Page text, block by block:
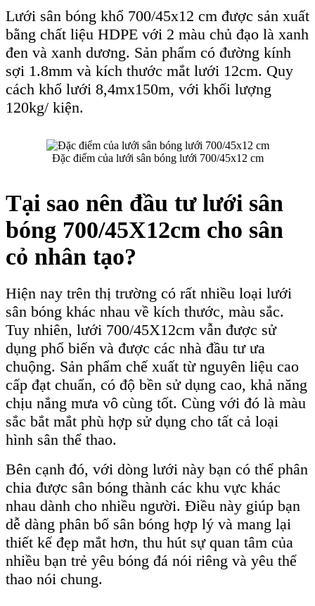
Lưới sân bóng khổ 700/45x12 cm được sản xuất
bằng chất liệu HDPE với 2 màu chủ đạo là xanh
đen và xanh dương. Sản phẩm có đường kính
sợi 1.8mm và kích thước mắt lưới 12cm. Quy
cách khổ lưới 8,4mx150m, với khối lượng
120kg/ kiện.
Đặc điểm của lưới sân bóng lưới 700/45x12 cm
Tại sao nên đầu tư lưới sân
bóng 700/45X12cm cho sân
cỏ nhân tạo?
Hiện nay trên thị trường có rất nhiều loại lưới
sân bóng khác nhau về kích thước, màu sắc.
Tuy nhiên, lưới 700/45X12cm vẫn được sử
dụng phổ biến và được các nhà đầu tư ưa
chuộng. Sản phẩm chế xuất từ nguyên liệu cao
cấp đạt chuẩn, có độ bền sử dụng cao, khả năng
chịu nắng mưa vô cùng tốt. Cùng với đó là màu
sắc bắt mắt phù hợp sử dụng cho tất cả loại
hình sân thể thao.
Bên cạnh đó, với dòng lưới này bạn có thể phân
chia được sân bóng thành các khu vực khác
nhau dành cho nhiều người. Điều này giúp bạn
dễ dàng phân bố sân bóng hợp lý và mang lại
thiết kế đẹp mắt hơn, thu hút sự quan tâm của
nhiều bạn trẻ yêu bóng đá nói riêng và yêu thể
thao nói chung.